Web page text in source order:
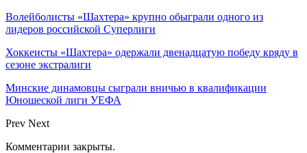
Волейболисты «Шахтера» крупно обыграли одного из
лидеров российской Суперлиги
Хоккеисты «Шахтера» одержали двенадцатую победу кряду в
сезоне экстралиги
Минские динамовцы сыграли вничью в квалификации
Юношеской лиги УЕФА
Prev Next
Комментарии закрыты.